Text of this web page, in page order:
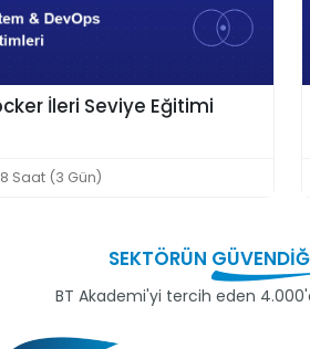
İleri Seviye Eğitimi
Saat (3 Gün)
SEKTÖRÜN
BT Akademi'yi tercih eden